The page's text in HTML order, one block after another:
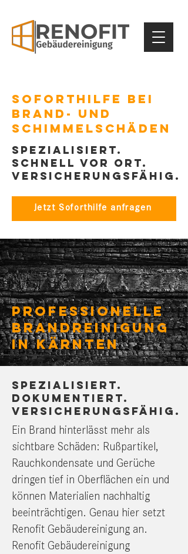
Soforthilfe bei
Brand- und
Schimmelschäden
Spezialisiert.
Schnell vor Ort.
Versicherungsfähig.
Jetzt Soforthilfe anfragen
Professionelle
Brandreinigung
in Kärnten
Spezialisiert.
Dokumentiert.
Versicherungsfähig.
Ein Brand hinterlässt mehr als
sichtbare Schäden: Rußpartikel,
Rauchkondensate und Gerüche
dringen tief in Oberflächen ein und
können Materialien nachhaltig
beeinträchtigen. Genau hier setzt
Renofit Gebäudereinigung an.
Renofit Gebäudereinigung